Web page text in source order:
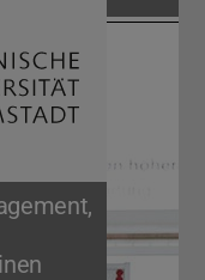
Suche öffnen